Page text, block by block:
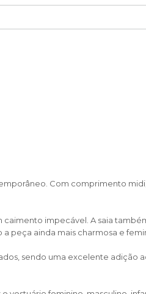
Com comprimento
impecável. A saia
peça ainda mais charmosa e
sendo uma excelente adição